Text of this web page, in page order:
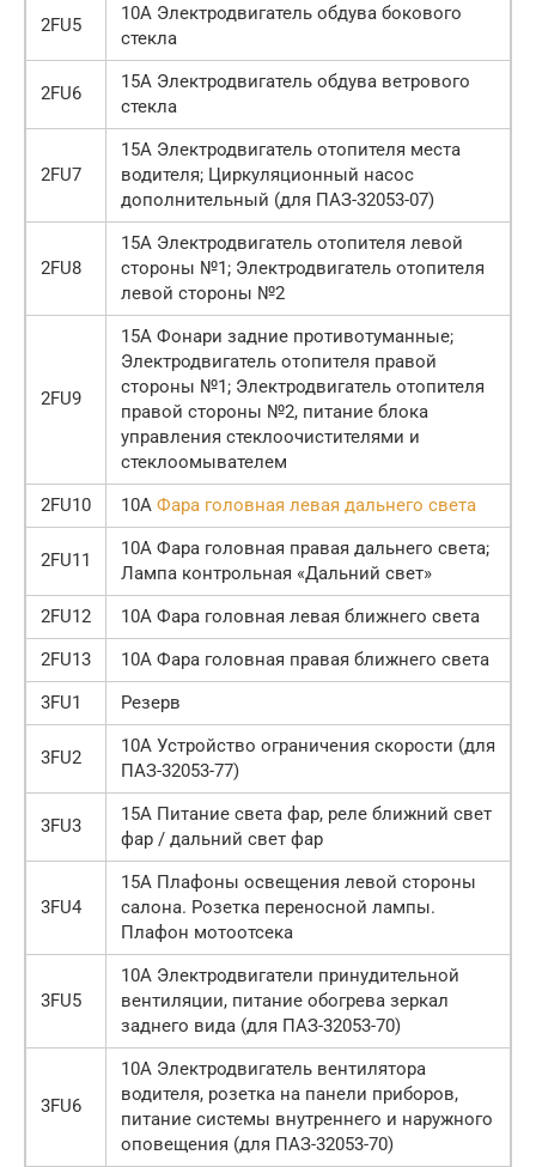
2FU5
10А Электродвигатель обдува бокового
стекла
2FU6
15А Электродвигатель обдува ветрового
стекла
2FU7
15А Электродвигатель отопителя места
водителя; Циркуляционный насос
дополнительный (для ПАЗ-32053-07)
2FU8
15А Электродвигатель отопителя левой
стороны №1; Электродвигатель отопителя
левой стороны №2
2FU9
15А Фонари задние противотуманные;
Электродвигатель отопителя правой
стороны №1; Электродвигатель отопителя
правой стороны №2, питание блока
управления стеклоочистителями и
стеклоомывателем
2FU10
10А Фара головная левая дальнего света
2FU11
10А Фара головная правая дальнего света;
Лампа контрольная «Дальний свет»
2FU12
10А Фара головная левая ближнего света
2FU13
10А Фара головная правая ближнего света
3FU1
Резерв
3FU2
10А Устройство ограничения скорости (для
ПАЗ-32053-77)
3FU3
15А Питание света фар, реле ближний свет
фар / дальний свет фар
3FU4
15А Плафоны освещения левой стороны
салона. Розетка переносной лампы.
Плафон мотоотсека
3FU5
10А Электродвигатели принудительной
вентиляции, питание обогрева зеркал
заднего вида (для ПАЗ-32053-70)
3FU6
10А Электродвигатель вентилятора
водителя, розетка на панели приборов,
питание системы внутреннего и наружного
оповещения (для ПАЗ-32053-70)